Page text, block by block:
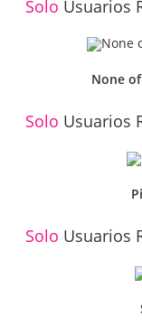
Solo Usuarios
None
Solo Usuarios
Solo Usuarios